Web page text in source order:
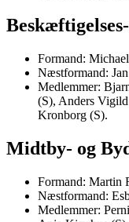
Formand:
Næstformand:
Medlemmer:
(S), Anders
Kronborg (S).
Midtby- og
Formand: Martin
Næstformand:
Medlemmer: